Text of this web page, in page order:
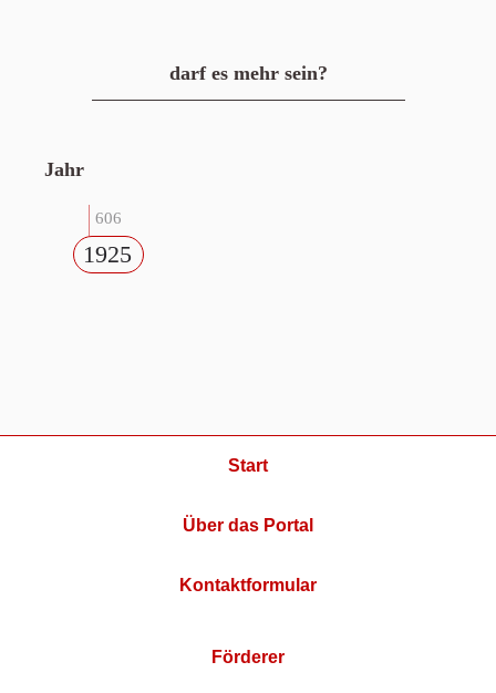
darf es mehr sein?
Jahr
606
1925
Start
Über das Portal
Kontaktformular
Förderer